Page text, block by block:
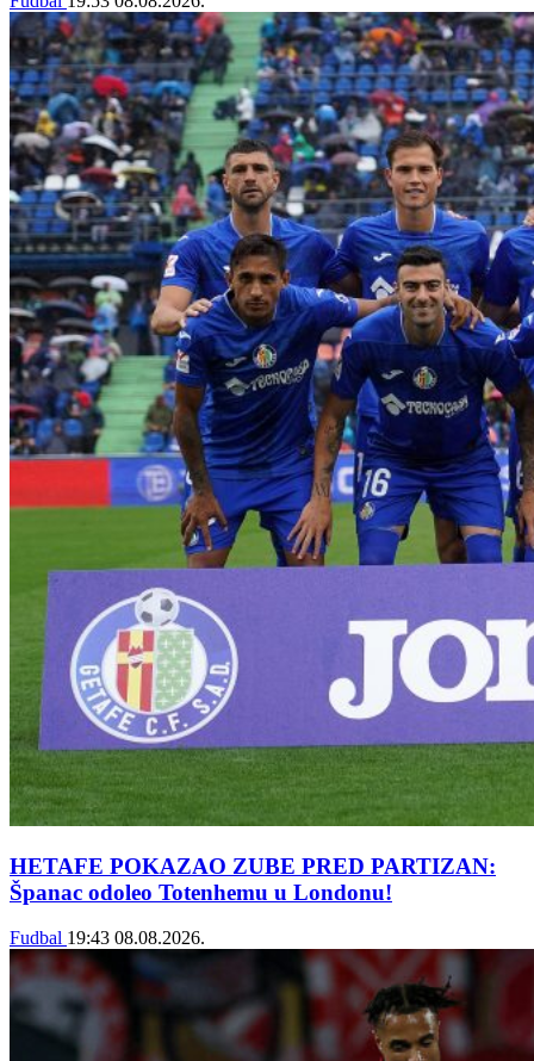
HETAFE POKAZAO ZUBE PRED PARTIZAN:
Španac odoleo Totenhemu u Londonu!
Fudbal 19:43 08.08.2026.